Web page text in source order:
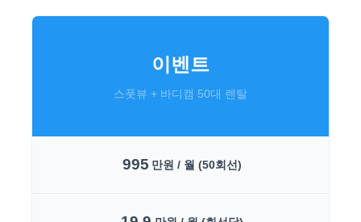
이벤트
스풋뷰 + 바디캠 50대 렌탈
995 만원 / 월 (50회선)